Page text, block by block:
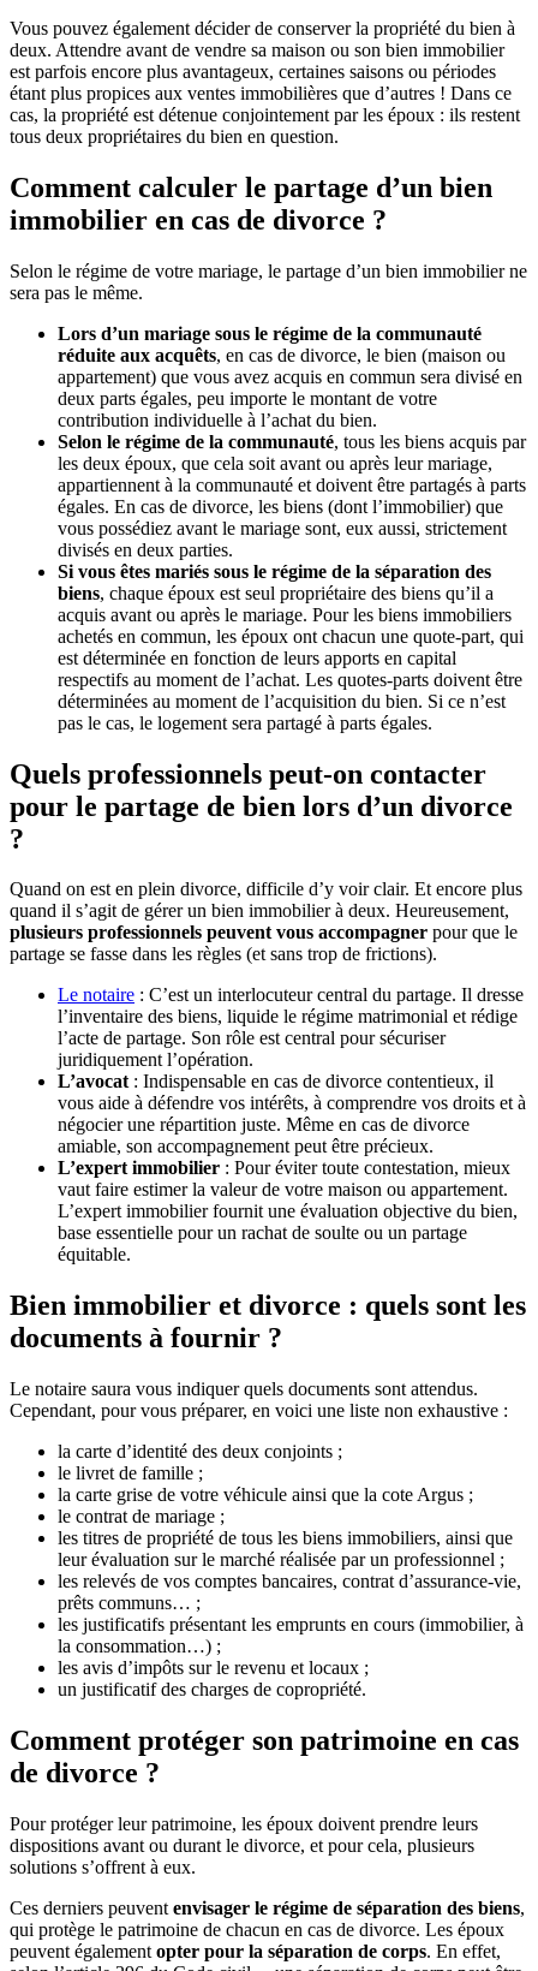
Vous pouvez également décider de conserver la propriété du bien à
deux. Attendre avant de vendre sa maison ou son bien immobilier
est parfois encore plus avantageux, certaines saisons ou périodes
étant plus propices aux ventes immobilières que d’autres ! Dans ce
cas, la propriété est détenue conjointement par les époux : ils restent
tous deux propriétaires du bien en question.
Comment calculer le partage d’un bien
immobilier en cas de divorce ?
Selon le régime de votre mariage, le partage d’un bien immobilier ne
sera pas le même.
Lors d’un mariage sous le régime de la communauté
réduite aux acquêts, en cas de divorce, le bien (maison ou
appartement) que vous avez acquis en commun sera divisé en
deux parts égales, peu importe le montant de votre
contribution individuelle à l’achat du bien.
Selon le régime de la communauté, tous les biens acquis par
les deux époux, que cela soit avant ou après leur mariage,
appartiennent à la communauté et doivent être partagés à parts
égales. En cas de divorce, les biens (dont l’immobilier) que
vous possédiez avant le mariage sont, eux aussi, strictement
divisés en deux parties.
Si vous êtes mariés sous le régime de la séparation des
biens, chaque époux est seul propriétaire des biens qu’il a
acquis avant ou après le mariage. Pour les biens immobiliers
achetés en commun, les époux ont chacun une quote-part, qui
est déterminée en fonction de leurs apports en capital
respectifs au moment de l’achat. Les quotes-parts doivent être
déterminées au moment de l’acquisition du bien. Si ce n’est
pas le cas, le logement sera partagé à parts égales.
Quels professionnels peut-on contacter
pour le partage de bien lors d’un divorce
?
Quand on est en plein divorce, difficile d’y voir clair. Et encore plus
quand il s’agit de gérer un bien immobilier à deux. Heureusement,
plusieurs professionnels peuvent vous accompagner pour que le
partage se fasse dans les règles (et sans trop de frictions).
Le notaire : C’est un interlocuteur central du partage. Il dresse
l’inventaire des biens, liquide le régime matrimonial et rédige
l’acte de partage. Son rôle est central pour sécuriser
juridiquement l’opération.
L’avocat : Indispensable en cas de divorce contentieux, il
vous aide à défendre vos intérêts, à comprendre vos droits et à
négocier une répartition juste. Même en cas de divorce
amiable, son accompagnement peut être précieux.
L’expert immobilier : Pour éviter toute contestation, mieux
vaut faire estimer la valeur de votre maison ou appartement.
L’expert immobilier fournit une évaluation objective du bien,
base essentielle pour un rachat de soulte ou un partage
équitable.
Bien immobilier et divorce : quels sont les
documents à fournir ?
Le notaire saura vous indiquer quels documents sont attendus.
Cependant, pour vous préparer, en voici une liste non exhaustive :
la carte d’identité des deux conjoints ;
le livret de famille ;
la carte grise de votre véhicule ainsi que la cote Argus ;
le contrat de mariage ;
les titres de propriété de tous les biens immobiliers, ainsi que
leur évaluation sur le marché réalisée par un professionnel ;
les relevés de vos comptes bancaires, contrat d’assurance-vie,
prêts communs… ;
les justificatifs présentant les emprunts en cours (immobilier, à
la consommation…) ;
les avis d’impôts sur le revenu et locaux ;
un justificatif des charges de copropriété.
Comment protéger son patrimoine en cas
de divorce ?
Pour protéger leur patrimoine, les époux doivent prendre leurs
dispositions avant ou durant le divorce, et pour cela, plusieurs
solutions s’offrent à eux.
Ces derniers peuvent envisager le régime de séparation des biens,
qui protège le patrimoine de chacun en cas de divorce. Les époux
peuvent également opter pour la séparation de corps. En effet,